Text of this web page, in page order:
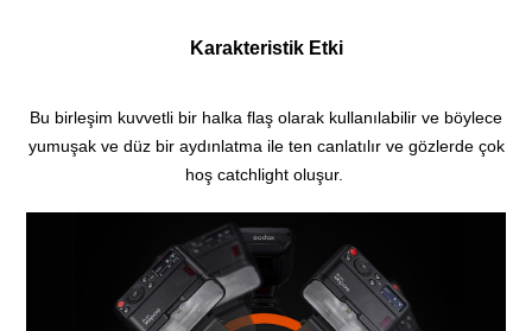
Karakteristik Etki
Bu birleşim kuvvetli bir halka flaş olarak kullanılabilir ve böylece
yumuşak ve düz bir aydınlatma ile ten canlatılır ve gözlerde çok
hoş catchlight oluşur.